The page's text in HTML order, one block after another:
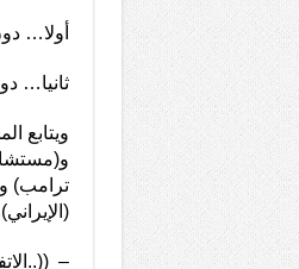
أولا…
ثانيا…
ويتابع
ترامب)
–